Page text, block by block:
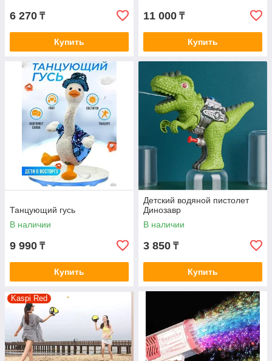
6 270 ₸
Купить
11 000 ₸
Купить
Танцующий гусь
В наличии
9 990 ₸
Купить
Детский водяной пистолет
Динозавр
В наличии
3 850 ₸
Купить
Kaspi Red